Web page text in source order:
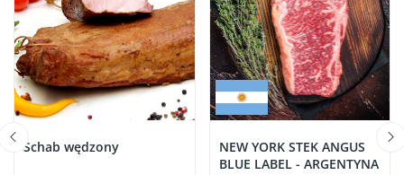
Schab wędzony
NEW YORK STEK ANGUS
BLUE LABEL - ARGENTYNA